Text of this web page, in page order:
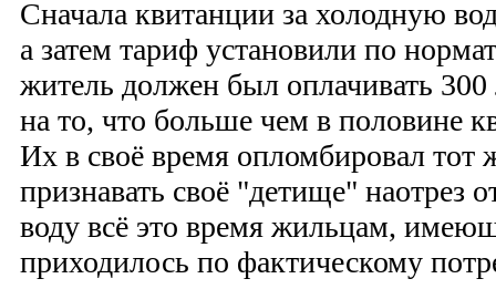
Сначала квитанции за холодную
а затем тариф установили по
житель должен был оплачивать
на то, что больше чем в половине
Их в своё время опломбировал тот
признавать своё "детище" наотрез
воду всё это время жильцам,
приходилось по фактическому